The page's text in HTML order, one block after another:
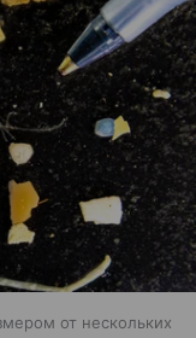
от нескольких